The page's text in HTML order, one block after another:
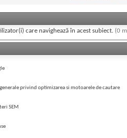
care navighează în acest subiect. (0
privind optimizarea si motoarele de cautare
SEM